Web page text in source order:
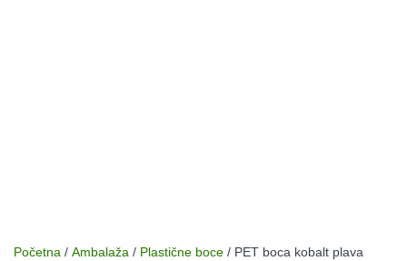
Početna / Ambalaža / Plastične boce / PET boca kobalt plava